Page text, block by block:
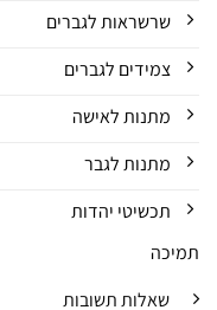
שרשראות לגברים
צמידים לגברים
מתנות לאישה
מתנות לגבר
תכשיטי יהדות
תמיכה
שאלות תשובות